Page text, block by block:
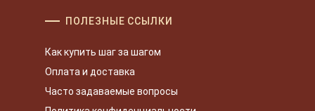
ПОЛЕЗНЫЕ ССЫЛКИ
Как купить шаг за шагом
Оплата и доставка
Часто задаваемые вопросы